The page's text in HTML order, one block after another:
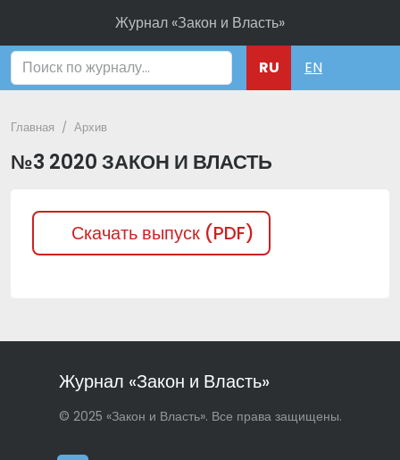
Журнал «Закон и Власть»
RU EN
Главная Архив
№3 2020 ЗАКОН И ВЛАСТЬ
Скачать выпуск (PDF)
Журнал «Закон и Власть»
© 2025 «Закон и Власть». Все права защищены.